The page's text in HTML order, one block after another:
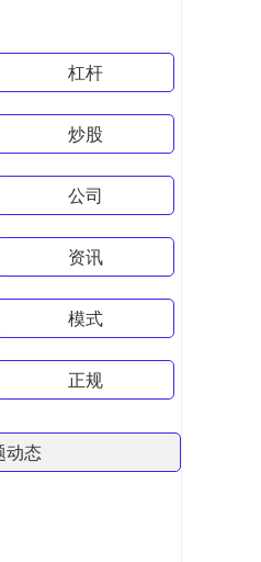
杠杆
炒股
公司
资讯
模式
正规
动态